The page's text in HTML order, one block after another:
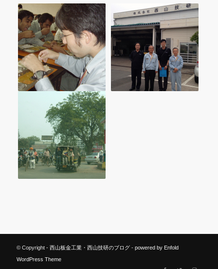
© Copyright - 西山板金工業・西山技研のブログ- powered by Enfold
WordPress Theme